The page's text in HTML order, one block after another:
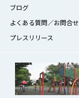
ブログ
よくある質問／お問合せ
プレスリリース